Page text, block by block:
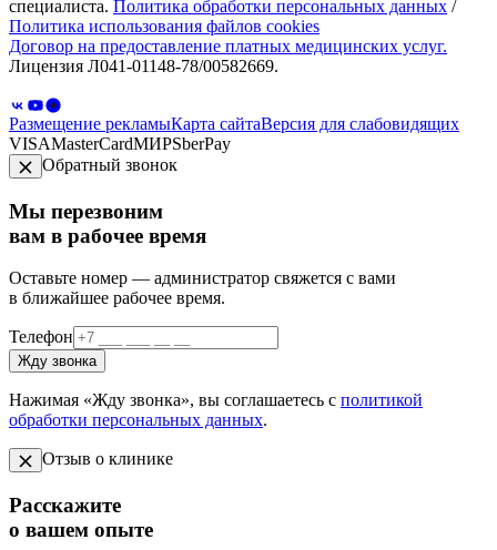
специалиста. Политика обработки персональных данных /
Политика использования файлов cookies
Договор на предоставление платных медицинских услуг.
Лицензия Л041-01148-78/00582669.
Размещение рекламыКарта сайтаВерсия для слабовидящих
VISAMasterCardМИРSberPay
Обратный звонок
Мы перезвоним
вам в рабочее время
Оставьте номер — администратор свяжется с вами
в ближайшее рабочее время.
Телефон
Жду звонка
Нажимая «Жду звонка», вы соглашаетесь с политикой
обработки персональных данных.
Отзыв о клинике
Расскажите
о вашем опыте